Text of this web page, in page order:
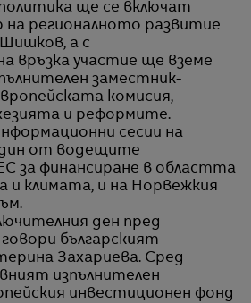
ще се включат
регионалното развитие
а с
връзка участие ще вземе
заместник-
комисия,
и реформите.
сесии на
от водещите
за финансиране в областта
и климата, и на Норвежкия
ден пред
българският
Захариева. Сред
изпълнителен
инвестиционен фонд